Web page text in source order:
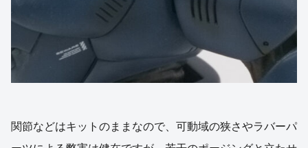
関節などはキットのままなので、可動域の狭さやラバーパ